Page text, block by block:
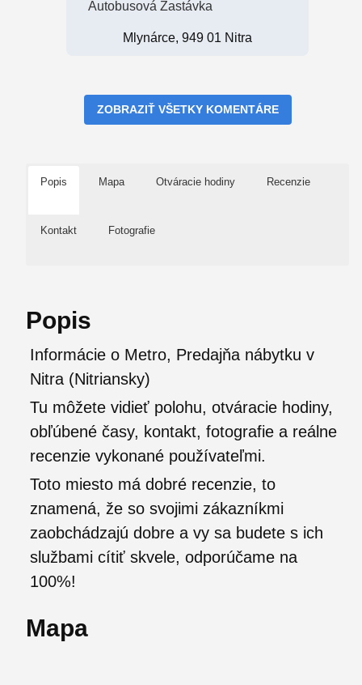
Autobusová Zastávka
Mlynárce, 949 01 Nitra
ZOBRAZIŤ VŠETKY KOMENTÁRE
Popis Mapa Otváracie hodiny Recenzie
Kontakt Fotografie
Popis
Informácie o Metro, Predajňa nábytku v
Nitra (Nitriansky)
Tu môžete vidieť polohu, otváracie hodiny,
obľúbené časy, kontakt, fotografie a reálne
recenzie vykonané používateľmi.
Toto miesto má dobré recenzie, to
znamená, že so svojimi zákazníkmi
zaobchádzajú dobre a vy sa budete s ich
službami cítiť skvele, odporúčame na
100%!
Mapa